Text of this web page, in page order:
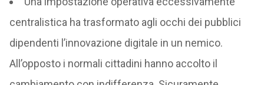
centralistica ha trasformato agli occhi dei pubblici
dipendenti l’innovazione digitale in un nemico.
All’opposto i normali cittadini hanno accolto il